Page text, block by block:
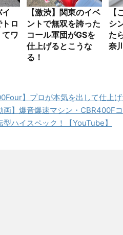
イ
ロ
てワ
【激渋】関東のイベ
ントで無双を誇った
コール軍団がGSを
仕上げるとこうな
る！
シ
た
奈
】プロが本気を出して仕上
画】爆音爆速マシン・CBR400F
型ハイスペック！【YouTube】